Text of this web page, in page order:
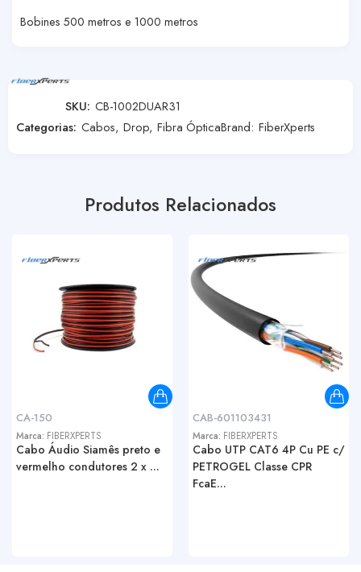
Bobines 500 metros e 1000 metros
SKU: CB-1002DUAR31
Categorias: Cabos, Drop, Fibra ÓpticaBrand: FiberXperts
Produtos Relacionados
CA-150
Marca: FIBERXPERTS
Cabo Áudio Siamês preto e
vermelho condutores 2 x ...
CAB-601103431
Marca: FIBERXPERTS
Cabo UTP CAT6 4P Cu PE c/
PETROGEL Classe CPR
FcaE...